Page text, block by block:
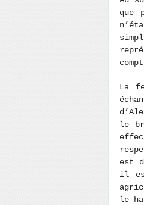
que
La
le
est
il
le